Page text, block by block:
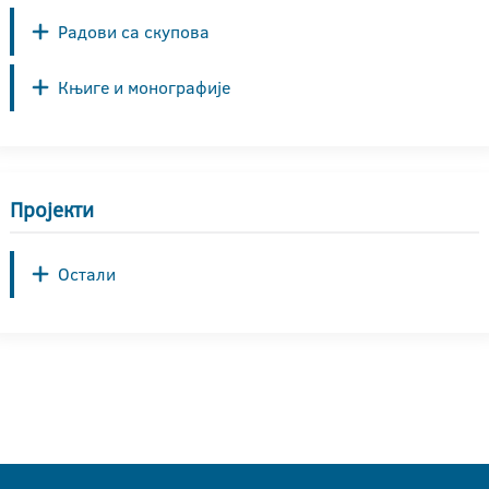
Радови са скупова
Књиге и монографије
Пројекти
Остали